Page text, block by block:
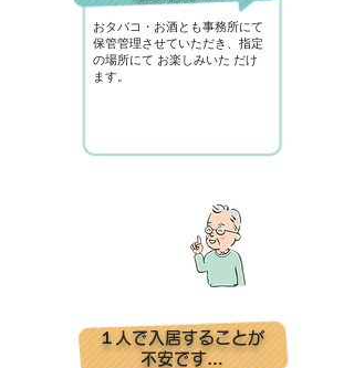
１人で入居することが
不安です…
おタバコ・お酒とも事務所にて
保管管理させていただき、指定
の場所にて お楽しみいた だけ
ます。